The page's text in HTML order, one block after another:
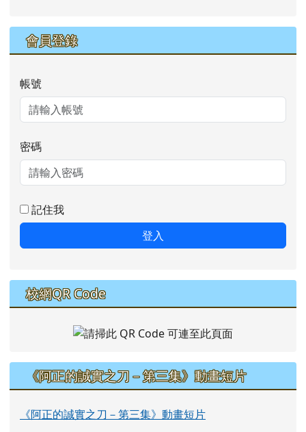
會員登錄
帳號
密碼
記住我
登入
校網QR Code
《阿正的誠實之刀－第三集》動畫短片
《阿正的誠實之刀－第三集》動畫短片